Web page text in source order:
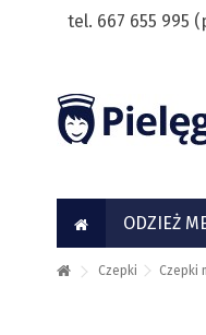
tel. 667 655 995
ODZIEŻ
Czepki Czepki